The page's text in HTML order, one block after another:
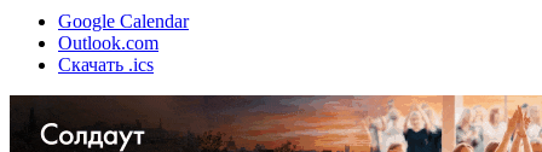
Google Calendar
Outlook.com
Скачать .ics